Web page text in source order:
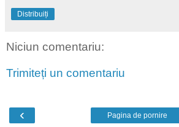
Distribuiți
Niciun comentariu:
Trimiteți un comentariu
‹ Pagina de pornire